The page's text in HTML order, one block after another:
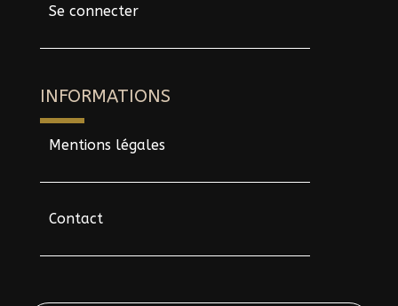
Se connecter
INFORMATIONS
Mentions légales
Contact